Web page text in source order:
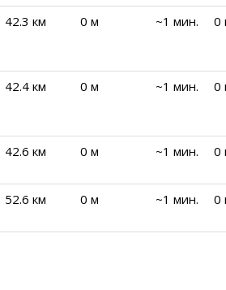
42.3 км 0 м ~1 мин. 0
42.4 км 0 м ~1 мин. 0
42.6 км 0 м ~1 мин. 0
52.6 км 0 м ~1 мин. 0